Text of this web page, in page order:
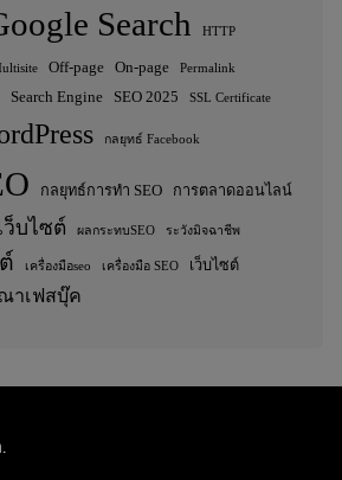
Search HTTP
Off-page On-page Permalink
Search Engine SEO 2025 SSL Certificate
กลยุทธ์ Facebook
กลยุทธ์การทำ SEO การตลาดออนไลน์
ว็บไซต์ ผลกระทบSEO ระวังมิจฉาชีพ
เครื่องมือseo เครื่องมือ SEO เว็บไซต์
าเฟสบุ๊ค